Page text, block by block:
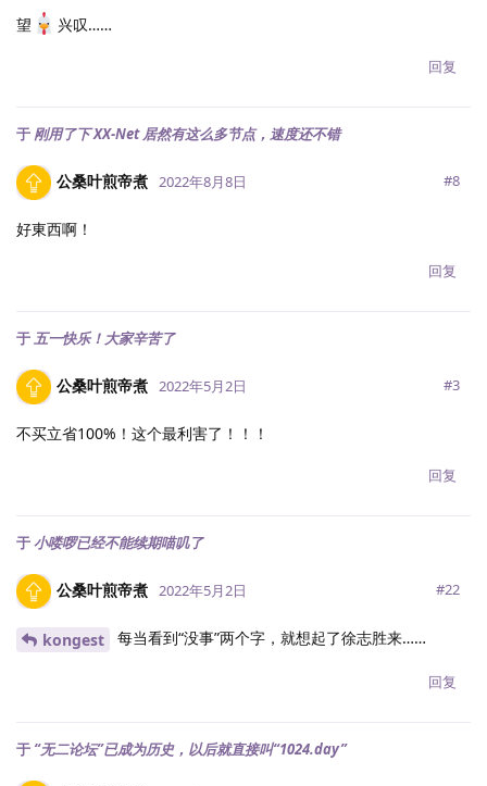
望 兴叹……
回复
于 刚用了下 XX-Net 居然有这么多节点，速度还不错
公桑叶煎帝煮 2022年8月8日 #8
好東西啊！
回复
于五一快乐！大家辛苦了
公桑叶煎帝煮 2022年5月2日 #3
不买立省100%！这个最利害了！！！
回复
于小喽啰已经不能续期喵叽了
公桑叶煎帝煮 2022年5月2日 #22
kongest 每当看到“没事”两个字，就想起了徐志胜来……
回复
于 “无二论坛”已成为历史，以后就直接叫“1024.day”